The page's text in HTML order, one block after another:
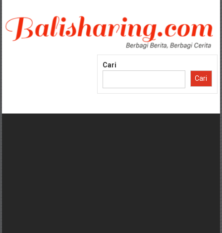
konten
Cari
Cari